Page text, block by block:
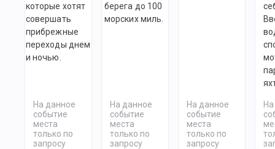
которые хотят
совершать
прибрежные
переходы днем
и ночью.
На данное
событие
места
только по
запросу
берега до 100
морских миль.
На данное
событие
места
только по
запросу
На данное
событие
места
только по
запросу